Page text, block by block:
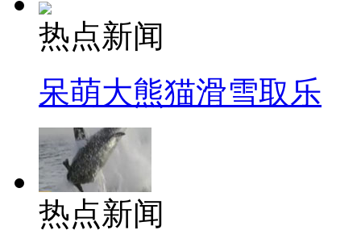
热点新闻
呆萌大熊猫滑雪取乐
热点新闻